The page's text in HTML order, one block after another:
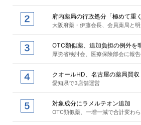
府内薬局の行政処分「極めて重
大阪府薬・伊藤会長、会員薬局と
OTC類似薬、追加負担の例外を
厚労省検討会、医療保険部会に報
クオールHD、名古屋の薬局買収
愛知県で3店舗運営
対象成分にラメルテオン追加
OTC類似薬、一増一減で合計変わ